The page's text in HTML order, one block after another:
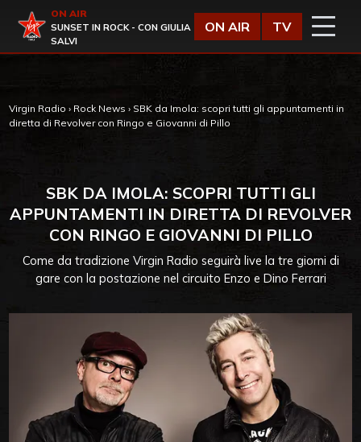
Virgin Radio
ON AIR
SUNSET IN ROCK - CON GIULIA
SALVI
ON AIR TV
Virgin Radio › Rock News › SBK da Imola: scopri tutti gli appuntamenti in
diretta di Revolver con Ringo e Giovanni di Pillo
SBK DA IMOLA: SCOPRI TUTTI GLI
APPUNTAMENTI IN DIRETTA DI REVOLVER
CON RINGO E GIOVANNI DI PILLO
Come da tradizione Virgin Radio seguirà live la tre giorni di
gare con la postazione nel circuito Enzo e Dino Ferrari